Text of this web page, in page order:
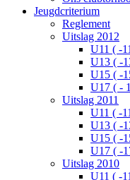
Jeugdcriterium
Reglement
Uitslag 2012
U11 ( -
U13 ( -
U15 ( -
U17 ( -
Uitslag 2011
U11 ( -
U13 ( -
U15 ( -
U17 ( -
Uitslag 2010
U11 ( -